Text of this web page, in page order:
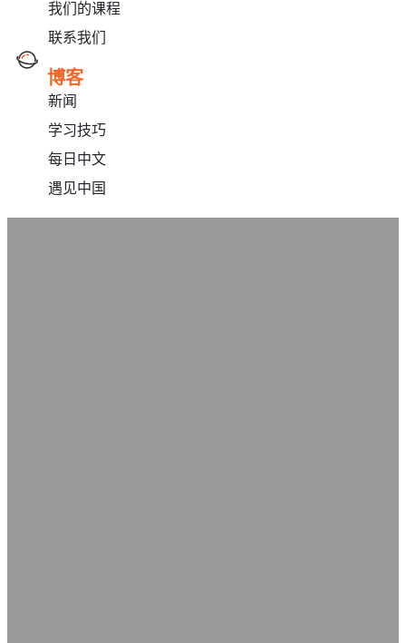
我们的课程
联系我们
博客
新闻
学习技巧
每日中文
遇见中国